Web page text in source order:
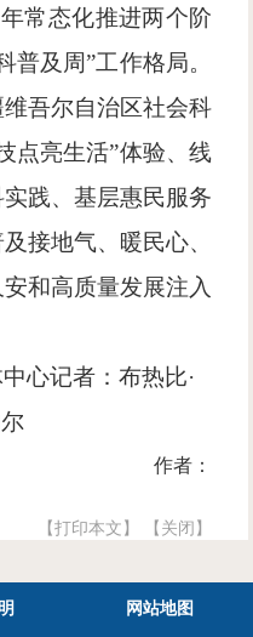
常态化推进两个阶
普及周”工作格局。
吾尔自治区社会科
点亮生活”体验、线
实践、基层惠民服务
接地气、暖民心、
和高质量发展注入
心记者：布热比·
作者：
【打印本文】 【关闭】
网站地图